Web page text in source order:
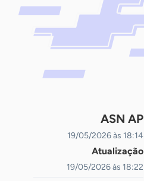
ASN AP
19/05/2026 às 18:14
Atualização
19/05/2026 às 18:22